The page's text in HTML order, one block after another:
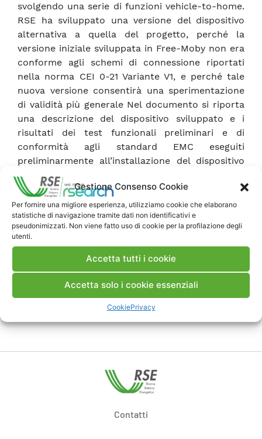
Gestione Consenso Cookie
Per fornire una migliore esperienza, utilizziamo cookie che elaborano
statistiche di navigazione tramite dati non identificativi e
pseudonimizzati. Non viene fatto uso di cookie per la profilazione degli
utenti.
Accetta tutti i cookie
Accetta solo i cookie essenziali
CookiePrivacy
svolgendo una serie di funzioni vehicle-to-home.
RSE ha sviluppato una versione del dispositivo
alternativa a quella del progetto, perché la
versione iniziale sviluppata in Free-Moby non era
conforme agli schemi di connessione riportati
nella norma CEI 0-21 Variante V1, e perché tale
nuova versione consentirà una sperimentazione
di validità più generale Nel documento si riporta
una descrizione del dispositivo sviluppato e i
risultati dei test funzionali preliminari e di
conformità agli standard EMC eseguiti
preliminarmente all’installazione del dispositivo
nella facility sperimentale di RSE.
Scarica Rapporto
Commenti
Pubblica un commento
Contatti